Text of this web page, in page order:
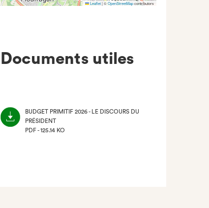
Leaflet|©OpenStreetMapcontributors
Documents utiles
BUDGET PRIMITIF 2026 - LE DISCOURS DU
PRÉSIDENT
PDF - 125.14 KO